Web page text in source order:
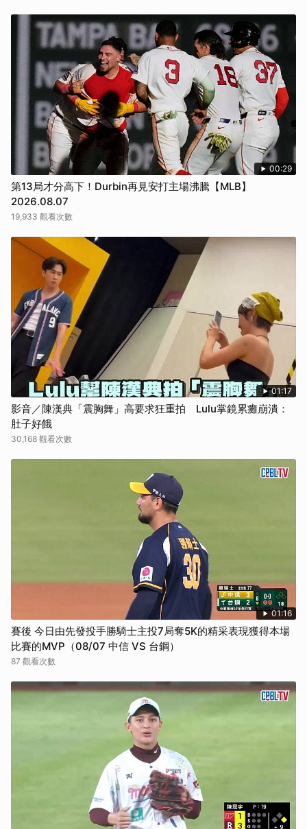
00:29
第13局才分高下！Durbin再見安打主場沸騰【MLB】
2026.08.07
19,933 觀看次數
01:17
影音／陳漢典「震胸舞」高要求狂重拍 Lulu掌鏡累癱崩潰：
肚子好餓
30,168 觀看次數
01:16
賽後 今日由先發投手勝騎士主投7局奪5K的精采表現獲得本場
比賽的MVP（08/07 中信 VS 台鋼）
87 觀看次數